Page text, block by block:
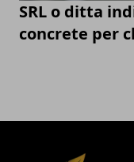
SRL o ditta
concrete per